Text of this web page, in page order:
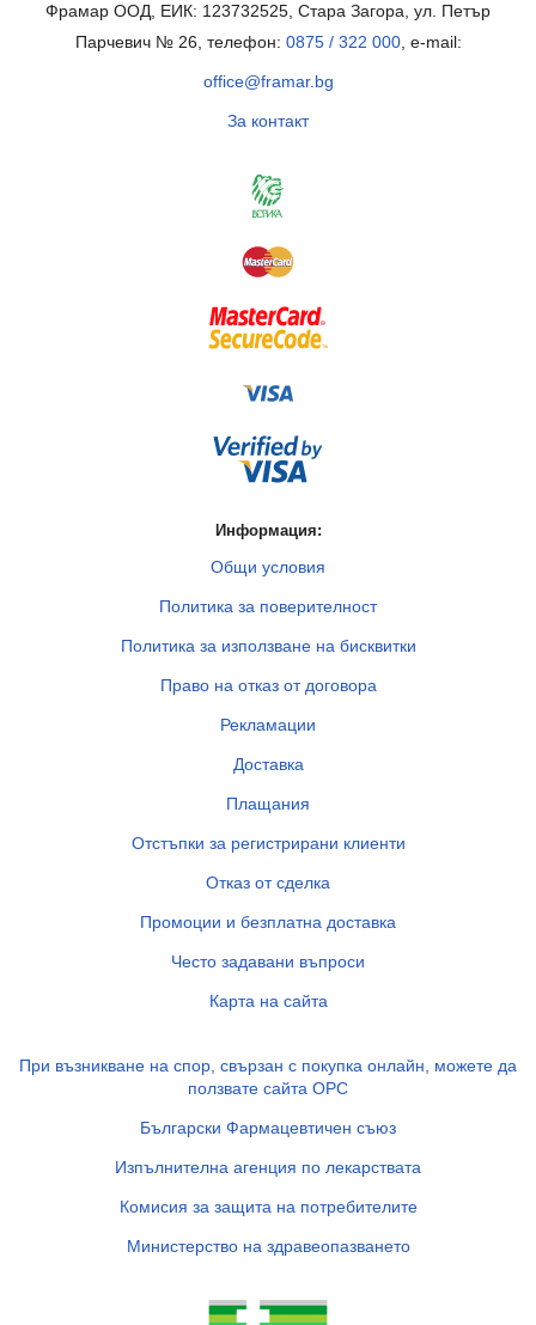
Фрамар ООД, ЕИК: 123732525, Стара Загора, ул. Петър
Парчевич № 26, телефон: 0875 / 322 000, e-mail:
office@framar.bg
За контакт
Информация:
Общи условия
Политика за поверителност
Политика за използване на бисквитки
Право на отказ от договора
Рекламации
Доставка
Плащания
Отстъпки за регистрирани клиенти
Отказ от сделка
Промоции и безплатна доставка
Често задавани въпроси
Карта на сайта
При възникване на спор, свързан с покупка онлайн, можете да
ползвате сайта ОРС
Български Фармацевтичен съюз
Изпълнителна агенция по лекарствата
Комисия за защита на потребителите
Министерство на здравеопазването